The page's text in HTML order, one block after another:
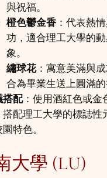
與祝福。
橙色鬱金香 ：代表熱
功，適合理工大學的
象。
繡球花：寓意美滿與
合為畢業生送上圓滿的
搭配：使用酒紅色或金
搭配理工大學的標誌性
特色。
大學 (LU)